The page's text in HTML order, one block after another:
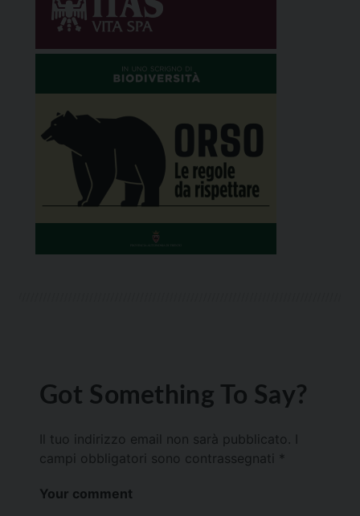
Got Something To Say?
Il tuo indirizzo email non sarà pubblicato.
campi obbligatori sono contrassegnati *
Your comment